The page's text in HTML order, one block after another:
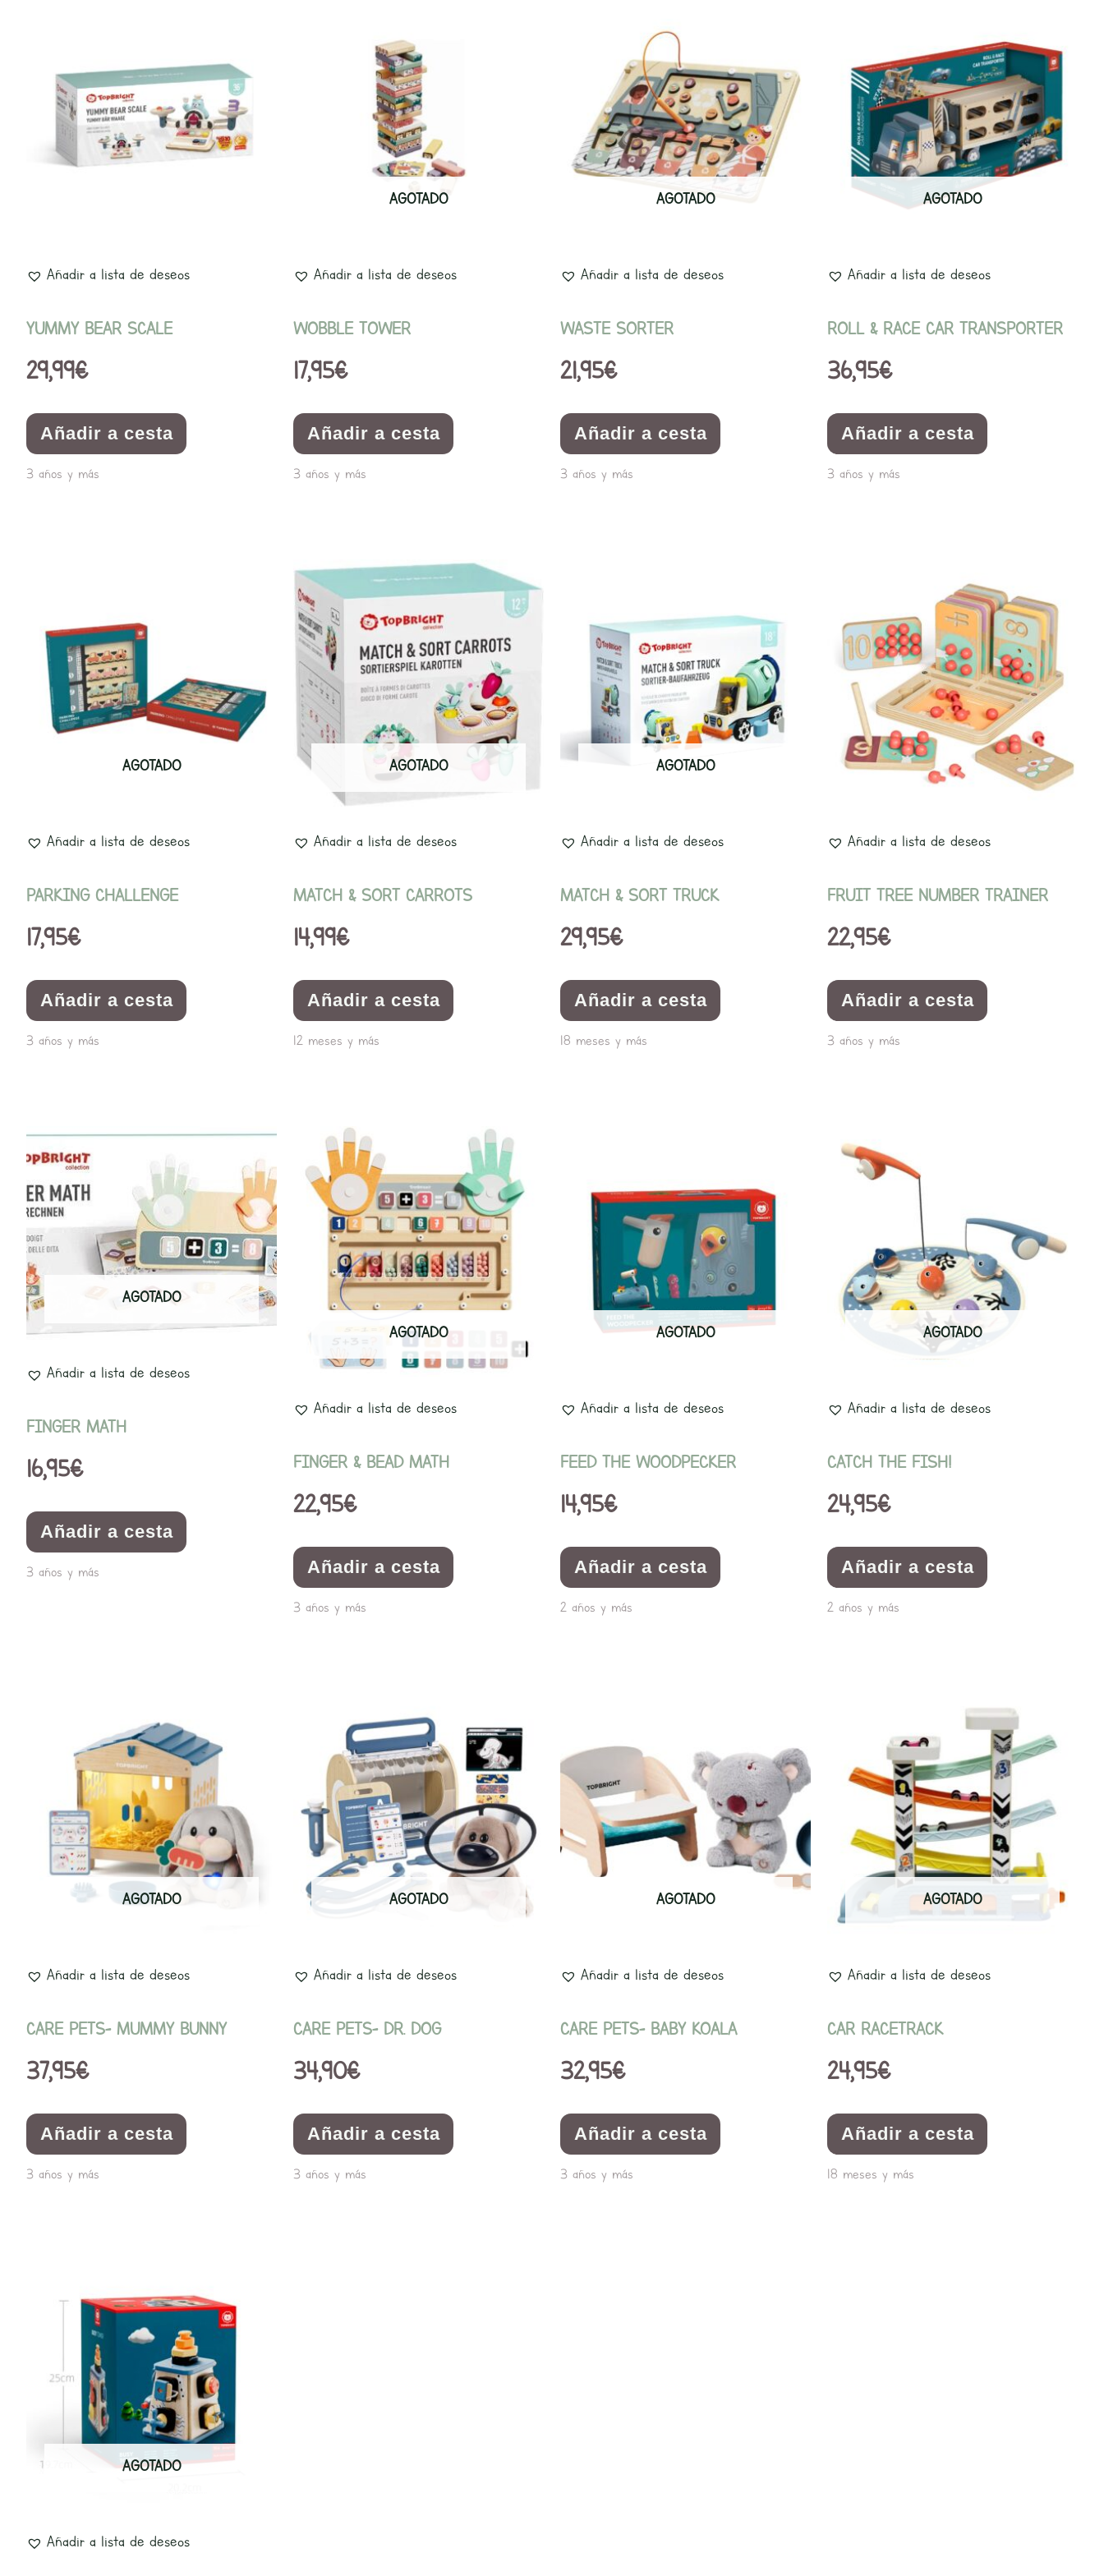
Añadir a lista de deseos
YUMMY BEAR SCALE
29,99€
Añadir a cesta
3 años y más
AGOTADO
Añadir a lista de deseos
WOBBLE TOWER
17,95€
Añadir a cesta
3 años y más
AGOTADO
Añadir a lista de deseos
WASTE SORTER
21,95€
Añadir a cesta
3 años y más
AGOTADO
Añadir a lista de deseos
ROLL & RACE CAR TRANSPORTER
36,95€
Añadir a cesta
3 años y más
AGOTADO
Añadir a lista de deseos
PARKING CHALLENGE
17,95€
Añadir a cesta
3 años y más
AGOTADO
Añadir a lista de deseos
MATCH & SORT CARROTS
14,99€
Añadir a cesta
12 meses y más
AGOTADO
Añadir a lista de deseos
MATCH & SORT TRUCK
29,95€
Añadir a cesta
18 meses y más
Añadir a lista de deseos
FRUIT TREE NUMBER TRAINER
22,95€
Añadir a cesta
3 años y más
AGOTADO
Añadir a lista de deseos
FINGER MATH
16,95€
Añadir a cesta
3 años y más
AGOTADO
Añadir a lista de deseos
FINGER & BEAD MATH
22,95€
Añadir a cesta
3 años y más
AGOTADO
Añadir a lista de deseos
FEED THE WOODPECKER
14,95€
Añadir a cesta
2 años y más
AGOTADO
Añadir a lista de deseos
CATCH THE FISH!
24,95€
Añadir a cesta
2 años y más
AGOTADO
Añadir a lista de deseos
CARE PETS- MUMMY BUNNY
37,95€
Añadir a cesta
3 años y más
AGOTADO
Añadir a lista de deseos
CARE PETS- DR. DOG
34,90€
Añadir a cesta
3 años y más
AGOTADO
Añadir a lista de deseos
CARE PETS- BABY KOALA
32,95€
Añadir a cesta
3 años y más
AGOTADO
Añadir a lista de deseos
CAR RACETRACK
24,95€
Añadir a cesta
18 meses y más
AGOTADO
Añadir a lista de deseos